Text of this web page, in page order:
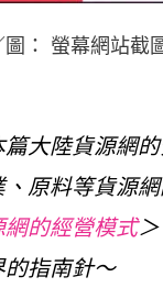
： 螢幕網站截
篇大陸貨源網
、原料等貨源
網的經營模式
的指南針～